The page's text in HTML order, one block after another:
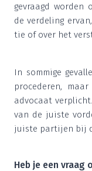
gevraagd wor­den
de ver­de­ling
tie of over het
In som­mi­ge
pro­ce­de­ren,
advo­caat
van de juis­te
juis­te par­tij­en bij
Heb je een vraag